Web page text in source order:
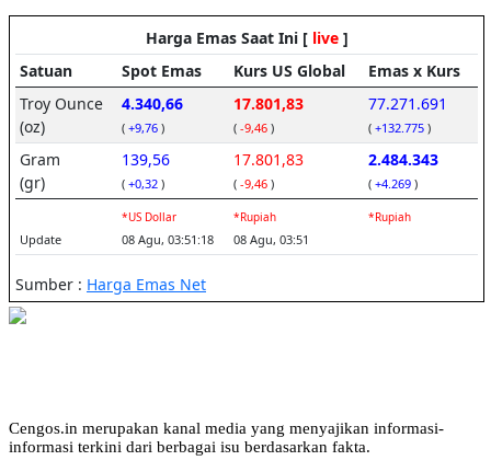
Cengos.in merupakan kanal media yang menyajikan informasi-
informasi terkini dari berbagai isu berdasarkan fakta.